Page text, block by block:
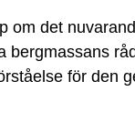
om det
bergmassans
för den